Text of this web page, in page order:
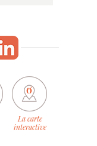
La carte
interactive